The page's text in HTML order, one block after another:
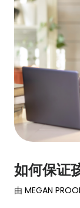
如何保证
由 MEGAN